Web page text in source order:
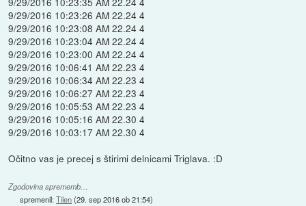
9/29/2016 10:23:26 AM 22.24 4
9/29/2016 10:23:08 AM 22.24 4
9/29/2016 10:23:04 AM 22.24 4
9/29/2016 10:23:00 AM 22.24 4
9/29/2016 10:06:41 AM 22.23 4
9/29/2016 10:06:34 AM 22.23 4
9/29/2016 10:06:27 AM 22.23 4
9/29/2016 10:05:53 AM 22.23 4
9/29/2016 10:05:16 AM 22.30 4
9/29/2016 10:03:17 AM 22.30 4
Očitno vas je precej s štirimi delnicami Triglava. :D
Zgodovina sprememb…
spremenil:Tilen(29. sep 2016 ob 21:54)